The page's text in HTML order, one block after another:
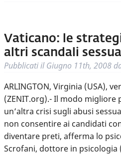
Vaticano: le
altri scandali
Pubblicati ilGiugno 11th, 2008
ARLINGTON, Virginia (USA),
(ZENIT.org).- Il modo migliore
un’altra crisi sugli abusi
non consentire ai candidati
diventare preti, afferma lo
Scrofani, dottore in psicologia